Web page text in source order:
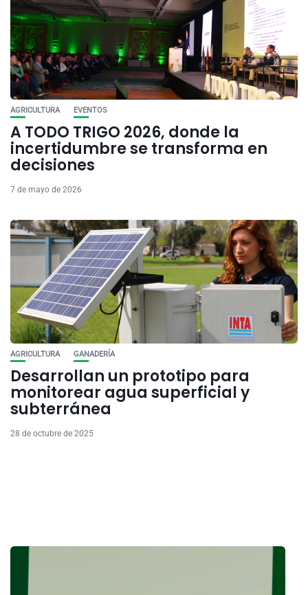
AGRICULTURA EVENTOS
A TODO TRIGO 2026, donde la
incertidumbre se transforma en
decisiones
7 de mayo de 2026
AGRICULTURA GANADERÍA
Desarrollan un prototipo para
monitorear agua superficial y
subterránea
28 de octubre de 2025